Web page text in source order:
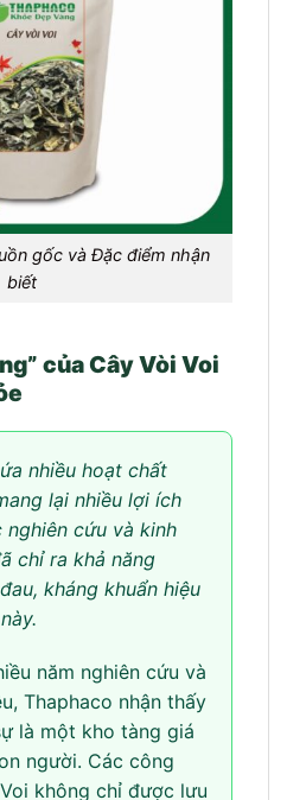
gốc và Đặc điểm nhận
biết
của Cây Vòi Voi
nhiều hoạt chất
lại nhiều lợi ích
cứu và kinh
chỉ ra khả năng
kháng khuẩn hiệu
năm nghiên cứu và
Thaphaco nhận thấy
là một kho tàng giá
người. Các công
không chỉ được lưu